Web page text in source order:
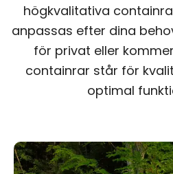
högkvalitativa
anpassas efter dina
för privat eller
containrar står för
optimal